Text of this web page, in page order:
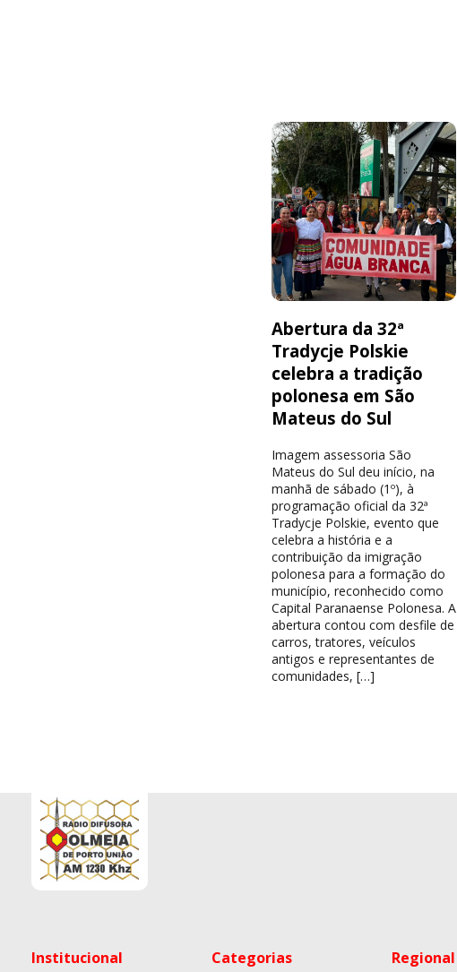
Abertura da 32ª
Tradycje Polskie
celebra a tradição
polonesa em São
Mateus do Sul
Imagem assessoria São
Mateus do Sul deu início, na
manhã de sábado (1º), à
programação oficial da 32ª
Tradycje Polskie, evento que
celebra a história e a
contribuição da imigração
polonesa para a formação do
município, reconhecido como
Capital Paranaense Polonesa. A
abertura contou com desfile de
carros, tratores, veículos
antigos e representantes de
comunidades, […]
Institucional Categorias Regional